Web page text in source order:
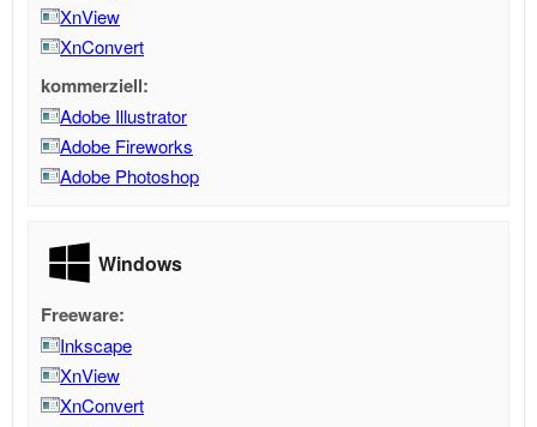
XnView
XnConvert
kommerziell:
Adobe Illustrator
Adobe Fireworks
Adobe Photoshop
Windows
Freeware:
Inkscape
XnView
XnConvert